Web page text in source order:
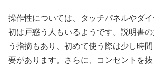
操作性については、タッチパネルやダ
初は戸惑う人もいるようです。説明書
う指摘もあり、初めて使う際は少し時
要があります。さらに、コンセントを